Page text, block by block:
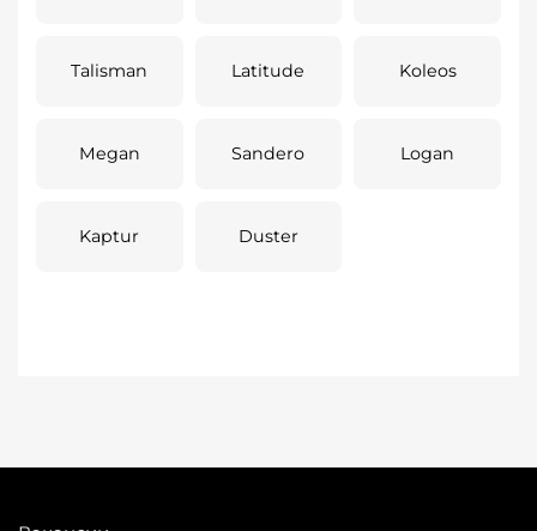
Talisman Latitude Koleos
Megan Sandero Logan
Kaptur Duster